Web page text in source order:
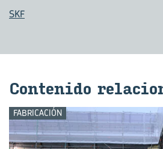
SKF
Con­te­ni­do
FABRICACIÓN